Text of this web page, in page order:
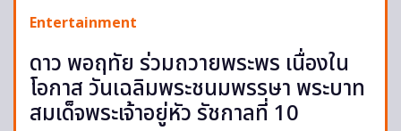
Entertainment
ดาว พอฤทัย ร่วมถวายพระพร เนื่องใน
โอกาส วันเฉลิมพระชนมพรรษา พระบาท
สมเด็จพระเจ้าอยู่หัว รัชกาลที่ 10